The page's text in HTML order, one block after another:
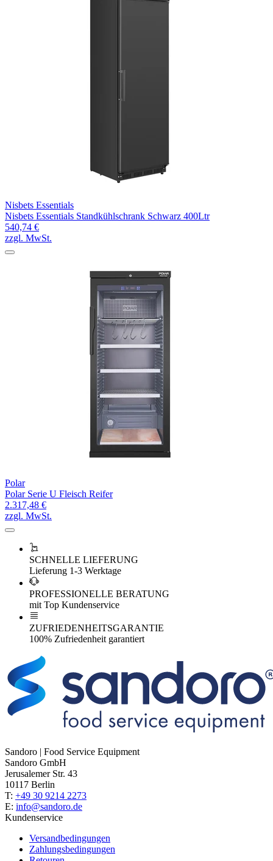
Nisbets Essentials
Nisbets Essentials Standkühlschrank Schwarz 400Ltr
540,74 €
zzgl. MwSt.
Polar
Polar Serie U Fleisch Reifer
2.317,48 €
zzgl. MwSt.
SCHNELLE LIEFERUNG
Lieferung 1-3 Werktage
PROFESSIONELLE BERATUNG
mit Top Kundenservice
ZUFRIEDENHEITSGARANTIE
100% Zufriedenheit garantiert
Sandoro | Food Service Equipment
Sandoro GmbH
Jerusalemer Str. 43
10117 Berlin
T: +49 30 9214 2273
E: info@sandoro.de
Kundenservice
Versandbedingungen
Zahlungsbedingungen